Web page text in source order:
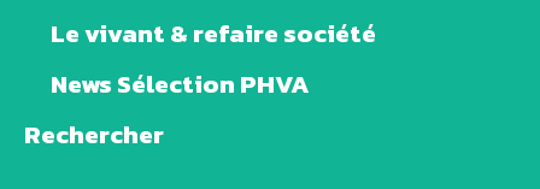
Le vivant & refaire société
News Sélection PHVA
Rechercher